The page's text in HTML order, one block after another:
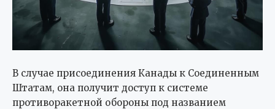
В случае присоединения Канады к Соединенным
Штатам, она получит доступ к системе
противоракетной обороны под названием